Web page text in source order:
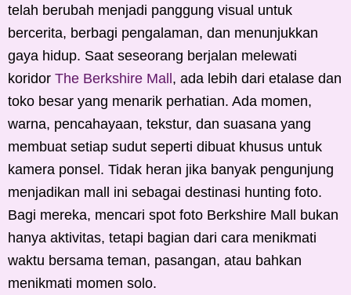
telah berubah menjadi panggung visual untuk
bercerita, berbagi pengalaman, dan menunjukkan
gaya hidup. Saat seseorang berjalan melewati
koridor The Berkshire Mall, ada lebih dari etalase dan
toko besar yang menarik perhatian. Ada momen,
warna, pencahayaan, tekstur, dan suasana yang
membuat setiap sudut seperti dibuat khusus untuk
kamera ponsel. Tidak heran jika banyak pengunjung
menjadikan mall ini sebagai destinasi hunting foto.
Bagi mereka, mencari spot foto Berkshire Mall bukan
hanya aktivitas, tetapi bagian dari cara menikmati
waktu bersama teman, pasangan, atau bahkan
menikmati momen solo.